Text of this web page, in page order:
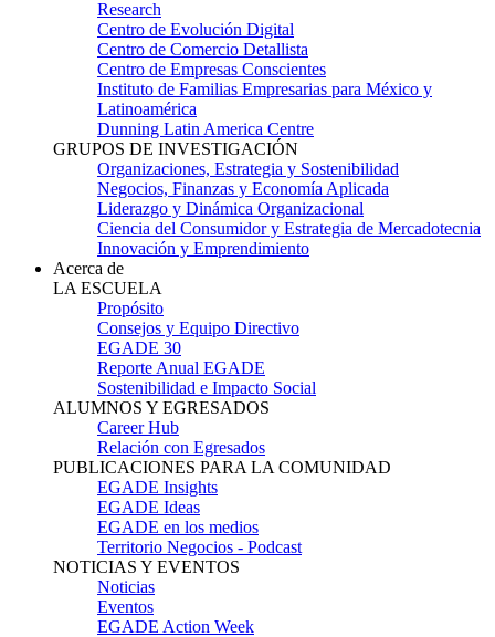
Research
Centro de Evolución Digital
Centro de Comercio Detallista
Centro de Empresas Conscientes
Instituto de Familias Empresarias para México y
Latinoamérica
Dunning Latin America Centre
GRUPOS DE INVESTIGACIÓN
Organizaciones, Estrategia y Sostenibilidad
Negocios, Finanzas y Economía Aplicada
Liderazgo y Dinámica Organizacional
Ciencia del Consumidor y Estrategia de Mercadotecnia
Innovación y Emprendimiento
Acerca de
LA ESCUELA
Propósito
Consejos y Equipo Directivo
EGADE 30
Reporte Anual EGADE
Sostenibilidad e Impacto Social
ALUMNOS Y EGRESADOS
Career Hub
Relación con Egresados
PUBLICACIONES PARA LA COMUNIDAD
EGADE Insights
EGADE Ideas
EGADE en los medios
Territorio Negocios - Podcast
NOTICIAS Y EVENTOS
Noticias
Eventos
EGADE Action Week